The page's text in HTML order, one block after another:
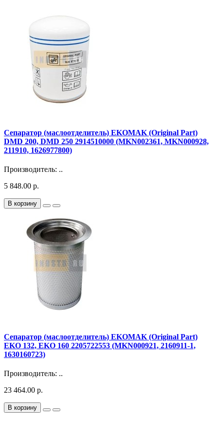
Сепаратор (маслоотделитель) EKOMAK (Original Part)
DMD 200, DMD 250 2914510000 (MKN002361, MKN000928,
211910, 1626977800)
Производитель: ..
5 848.00 р.
В корзину
Сепаратор (маслоотделитель) EKOMAK (Original Part)
EKO 132​, EKO 160 2205722553 (MKN000921, 2160911-1,
1630160723​)
Производитель: ..
23 464.00 р.
В корзину